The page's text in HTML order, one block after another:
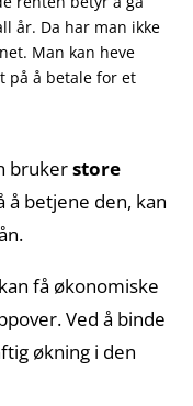
år. Da har man ikke
Man kan heve
på å betale for et
brukerstore
å betjene den, kan
få økonomiske
Ved å binde
økning i den